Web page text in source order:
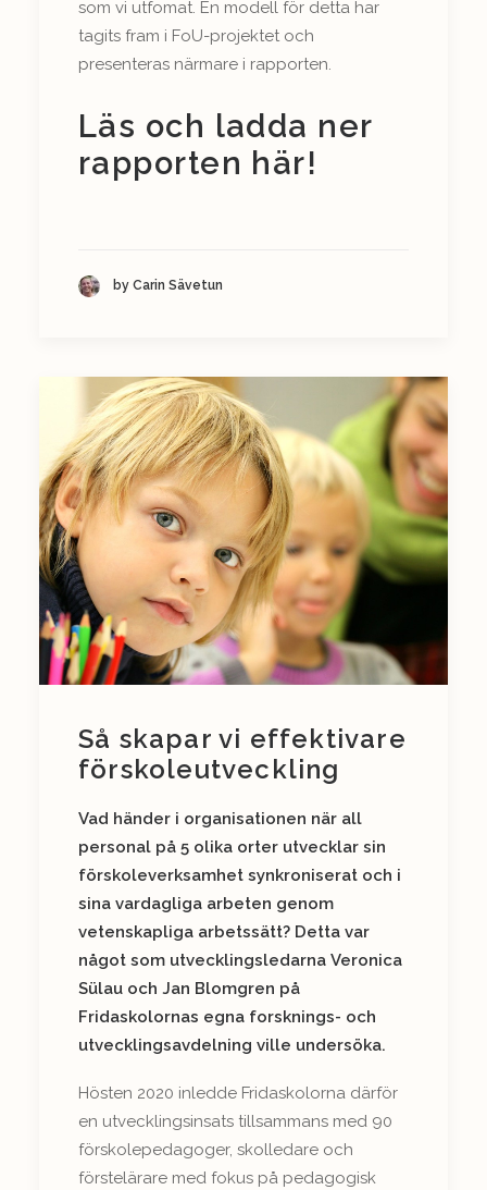
som vi utfomat. En modell för detta har
tagits fram i FoU-projektet och
presenteras närmare i rapporten.
Läs och ladda ner
rapporten här!
by Carin Sävetun
Så skapar vi effektivare
förskoleutveckling
Vad händer i organisationen när all
personal på 5 olika orter utvecklar sin
förskoleverksamhet synkroniserat och i
sina vardagliga arbeten genom
vetenskapliga arbetssätt? Detta var
något som utvecklingsledarna Veronica
Sülau och Jan Blomgren på
Fridaskolornas egna forsknings- och
utvecklingsavdelning ville undersöka.
Hösten 2020 inledde Fridaskolorna därför
en utvecklingsinsats tillsammans med 90
förskolepedagoger, skolledare och
förstelärare med fokus på pedagogisk